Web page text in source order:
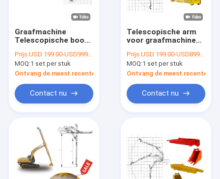
Graafmachine
Telescopische boom
Diepe put graven
Prijs:USD 199.00-USD9999.00
MOQ:1 set per stuk
Ontvang de meest recente Prijs
Contact nu
Telescopische arm
voor graafmachine
garantie
Telescopische
graafmachine
Prijs:USD 199.00-USD8999.00
MOQ:1 set per stuk
Ontvang de meest recente
Contact nu